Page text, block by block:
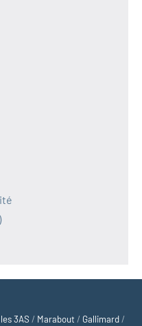
3AS / Marabout / Gallimard /